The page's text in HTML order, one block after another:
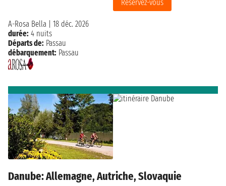
Réservez-vous
A-Rosa Bella
18 déc. 2026
durée: 4 nuits
Départs de: Passau
débarquement: Passau
Danube: Allemagne, Autriche, Slovaquie